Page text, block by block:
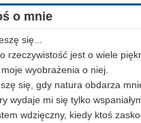
o mnie
się...
rzeczywistość jest o wiele
wyobrażenia o niej.
się, gdy natura obdarza
wydaje mi się tylko
wdzięczny, kiedy ktoś